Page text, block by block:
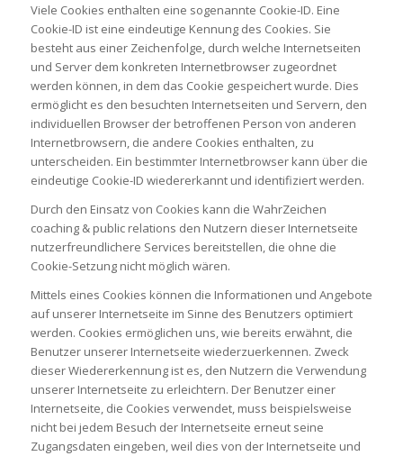
Viele Cookies enthalten eine sogenannte Cookie-ID. Eine
Cookie-ID ist eine eindeutige Kennung des Cookies. Sie
besteht aus einer Zeichenfolge, durch welche Internetseiten
und Server dem konkreten Internetbrowser zugeordnet
werden können, in dem das Cookie gespeichert wurde. Dies
ermöglicht es den besuchten Internetseiten und Servern, den
individuellen Browser der betroffenen Person von anderen
Internetbrowsern, die andere Cookies enthalten, zu
unterscheiden. Ein bestimmter Internetbrowser kann über die
eindeutige Cookie-ID wiedererkannt und identifiziert werden.
Durch den Einsatz von Cookies kann die WahrZeichen
coaching & public relations den Nutzern dieser Internetseite
nutzerfreundlichere Services bereitstellen, die ohne die
Cookie-Setzung nicht möglich wären.
Mittels eines Cookies können die Informationen und Angebote
auf unserer Internetseite im Sinne des Benutzers optimiert
werden. Cookies ermöglichen uns, wie bereits erwähnt, die
Benutzer unserer Internetseite wiederzuerkennen. Zweck
dieser Wiedererkennung ist es, den Nutzern die Verwendung
unserer Internetseite zu erleichtern. Der Benutzer einer
Internetseite, die Cookies verwendet, muss beispielsweise
nicht bei jedem Besuch der Internetseite erneut seine
Zugangsdaten eingeben, weil dies von der Internetseite und